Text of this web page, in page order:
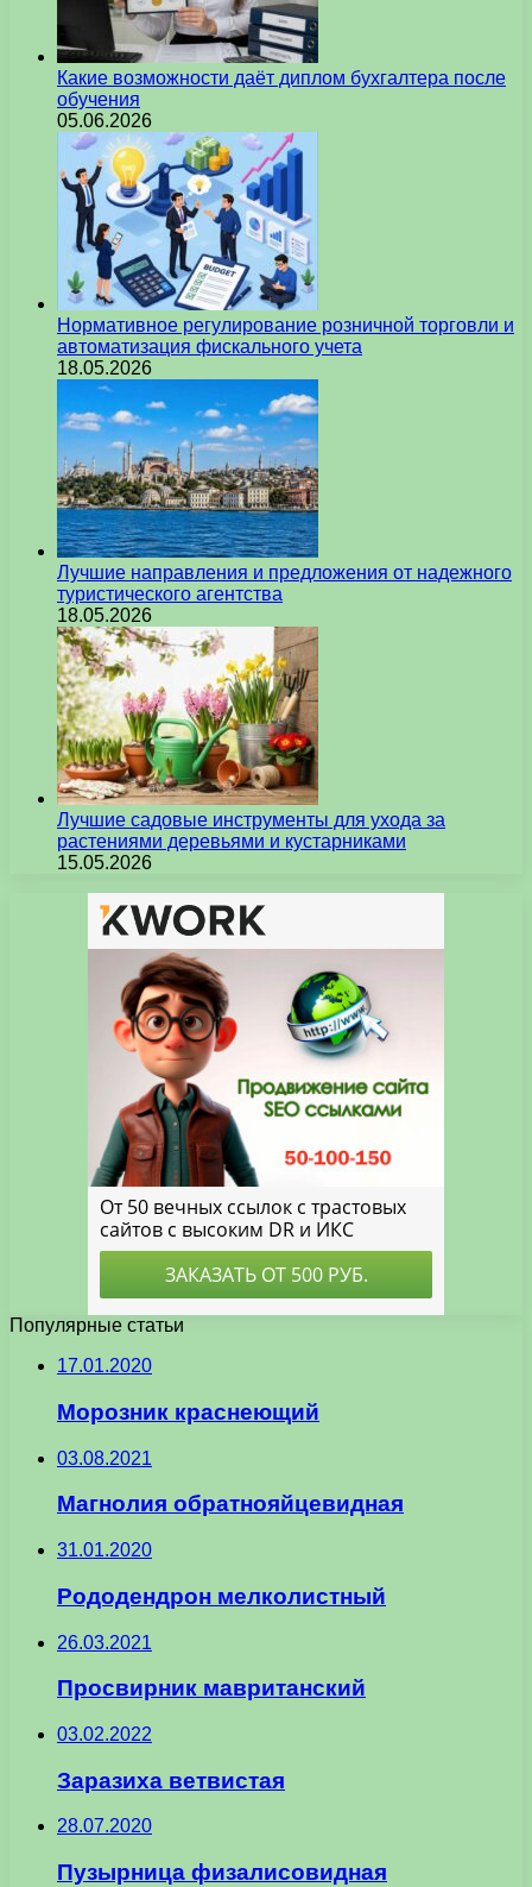
Какие возможности даёт диплом бухгалтера после
обучения
05.06.2026
Нормативное регулирование розничной торговли и
автоматизация фискального учета
18.05.2026
Лучшие направления и предложения от надежного
туристического агентства
18.05.2026
Лучшие садовые инструменты для ухода за
растениями деревьями и кустарниками
15.05.2026
Популярные статьи
17.01.2020
Морозник краснеющий
03.08.2021
Магнолия обратнояйцевидная
31.01.2020
Рододендрон мелколистный
26.03.2021
Просвирник мавританский
03.02.2022
Заразиха ветвистая
28.07.2020
Пузырница физалисовидная